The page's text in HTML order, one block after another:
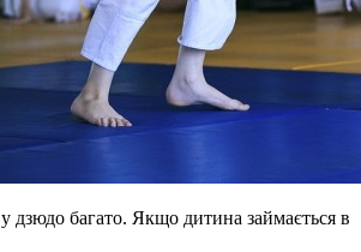
у дзюдо багато. Якщо дитина займається в